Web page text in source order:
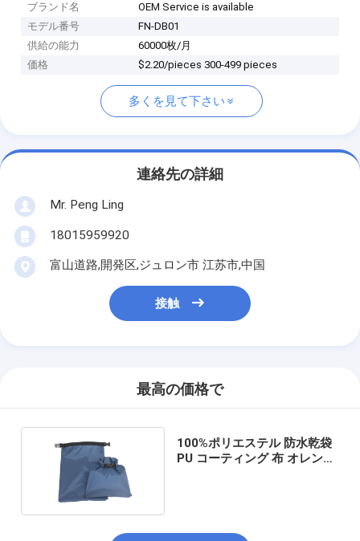
ブランド名
OEM Service is available
モデル番号
FN-DB01
供給の能力
60000枚/月
価格
$2.20/pieces 300-499 pieces
多くを見て下さい
連絡先の詳細
Mr. Peng Ling
18015959920
富山道路,開発区,ジュロン市 江苏市,中国
接触
最高の価格で
100%ポリエステル 防水乾袋
PU コーティング 布 オレン